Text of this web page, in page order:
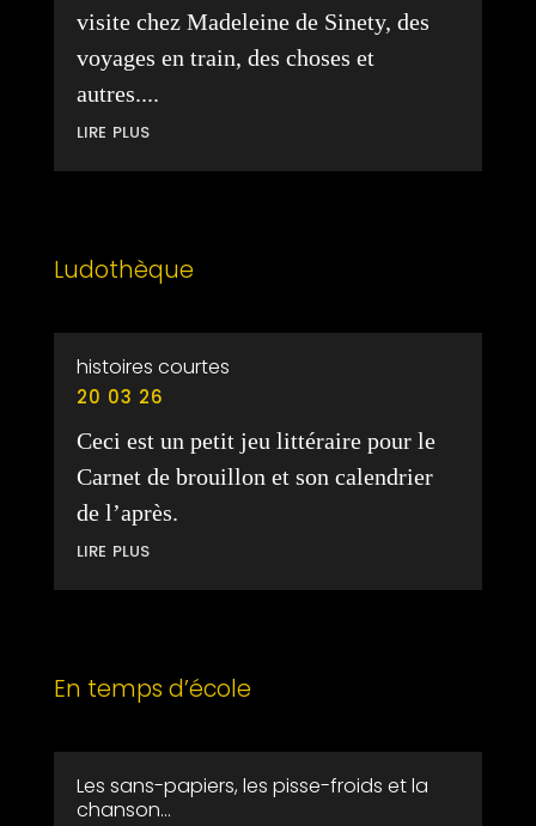
visite chez Madeleine de Sinety, des
voyages en train, des choses et
autres....
lire plus
Ludothèque
histoires courtes
20 03 26
Ceci est un petit jeu littéraire pour le
Carnet de brouillon et son calendrier
de l’après.
lire plus
En temps d’école
Les sans-papiers, les pisse-froids et la
chanson…